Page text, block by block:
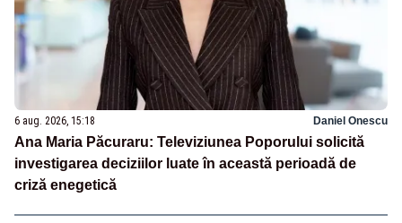
6 aug. 2026, 15:18 Daniel Onescu
Ana Maria Păcuraru: Televiziunea Poporului solicită
investigarea deciziilor luate în această perioadă de
criză enegetică